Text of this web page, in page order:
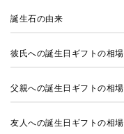
誕生石の由来
彼氏への誕生日ギフトの相場
父親への誕生日ギフトの相場
友人への誕生日ギフトの相場